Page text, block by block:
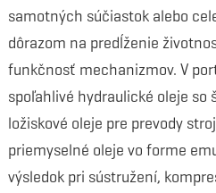
samotných súčiastok alebo
dôrazom na predĺženie
funkčnosť mechanizmov. V
spoľahlivé hydraulické oleje so
ložiskové oleje pre prevody
priemyselné oleje vo forme
výsledok pri sústružení,